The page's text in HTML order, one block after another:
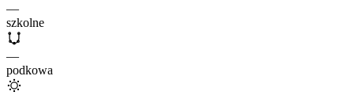
—
szkolne
—
podkowa